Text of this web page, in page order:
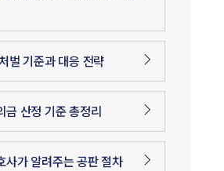
벌 기준과 대응 전략
금 산정 기준 총정리
사가 알려주는 공판 절차